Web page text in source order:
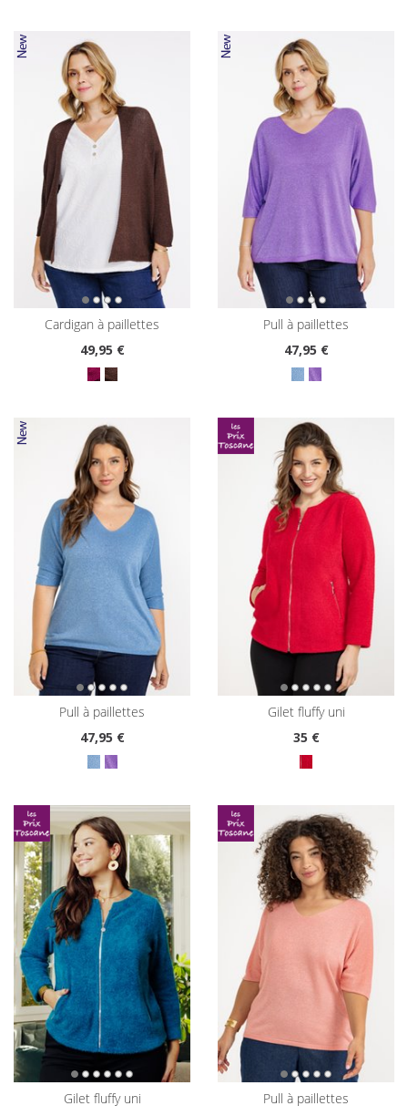
cardigan à paillettes
49,95 €
pull à paillettes
47,95 €
pull à paillettes
47,95 €
gilet fluffy uni
35€
gilet fluffy uni pull à paillettes